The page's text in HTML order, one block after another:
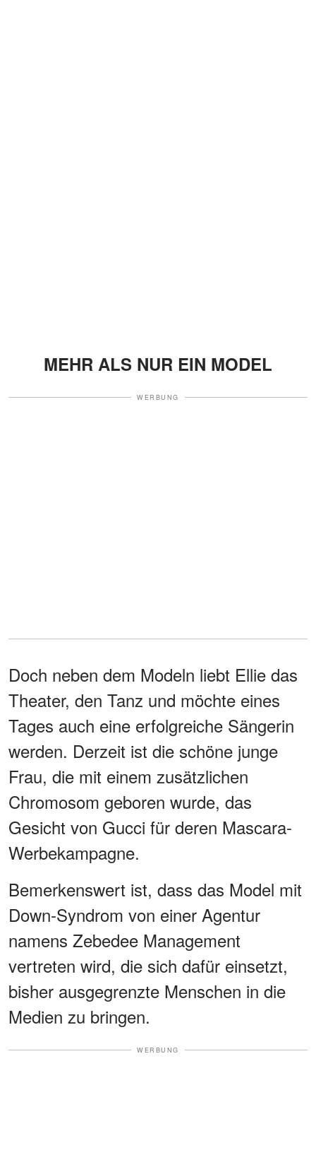
MEHR ALS NUR EIN MODEL
WERBUNG
Doch neben dem Modeln liebt Ellie das
Theater, den Tanz und möchte eines
Tages auch eine erfolgreiche Sängerin
werden. Derzeit ist die schöne junge
Frau, die mit einem zusätzlichen
Chromosom geboren wurde, das
Gesicht von Gucci für deren Mascara-
Werbekampagne.
Bemerkenswert ist, dass das Model mit
Down-Syndrom von einer Agentur
namens Zebedee Management
vertreten wird, die sich dafür einsetzt,
bisher ausgegrenzte Menschen in die
Medien zu bringen.
WERBUNG